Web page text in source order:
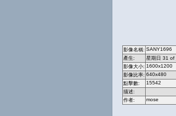
影像名稱: SANY1696
產生:
星期日 31 of
影像大小: 1600x1200
影像比率: 640x480
點擊數:
15542
描述:
作者:
mose